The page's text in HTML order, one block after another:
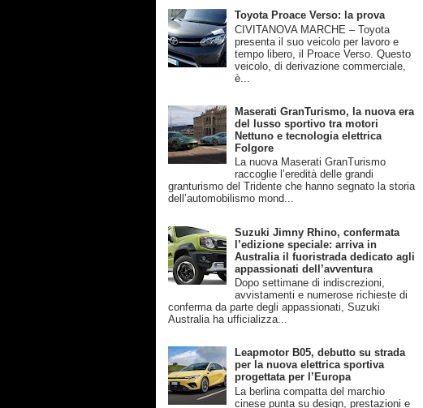
Toyota Proace Verso: la prova
CIVITANOVA MARCHE – Toyota
presenta il suo veicolo per lavoro e
tempo libero, il Proace Verso. Questo
veicolo, di derivazione commerciale,
è...
Maserati GranTurismo, la nuova era
del lusso sportivo tra motori
Nettuno e tecnologia elettrica
Folgore
La nuova Maserati GranTurismo
raccoglie l’eredità delle grandi
granturismo del Tridente che hanno segnato la storia
dell’automobilismo mond...
Suzuki Jimny Rhino, confermata
l’edizione speciale: arriva in
Australia il fuoristrada dedicato agli
appassionati dell’avventura
Dopo settimane di indiscrezioni,
avvistamenti e numerose richieste di
conferma da parte degli appassionati, Suzuki
Australia ha ufficializza...
Leapmotor B05, debutto su strada
per la nuova elettrica sportiva
progettata per l’Europa
La berlina compatta del marchio
cinese punta su design, prestazioni e